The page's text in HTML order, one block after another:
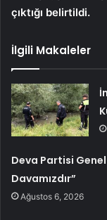
çıktığı belirtildi.
İlgili Makaleler
Deva Partisi Genel
Davamızdır”
Ağustos 6, 2026